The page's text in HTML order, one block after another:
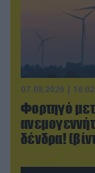
07.08.2026 | 16:02
Φορτηγό
δένδρα!